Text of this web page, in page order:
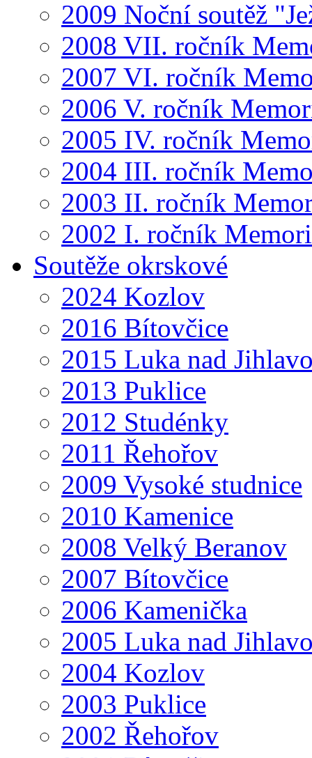
2009 Noční soutěž
2008 VII. ročník
2007 VI. ročník
2006 V. ročník
2005 IV. ročník
2004 III. ročník
2003 II. ročník
2002 I. ročník
Soutěže okrskové
2024 Kozlov
2016 Bítovčice
2015 Luka nad
2013 Puklice
2012 Studénky
2011 Řehořov
2009 Vysoké studnice
2010 Kamenice
2008 Velký Beranov
2007 Bítovčice
2006 Kamenička
2005 Luka nad
2004 Kozlov
2003 Puklice
2002 Řehořov